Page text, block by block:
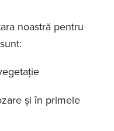
noastră pentru
și în primele